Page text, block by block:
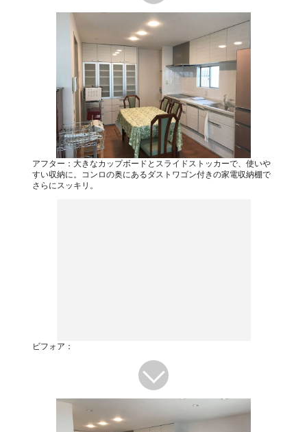
アフター：大きなカップボードとスライドストッカーで、使いや
すい収納に。コンロの奥にあるダストワゴン付きの家電収納棚で
さらにスッキリ。
ビフォア：